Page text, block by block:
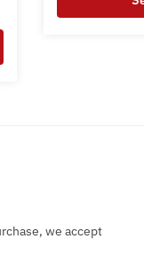
we accept